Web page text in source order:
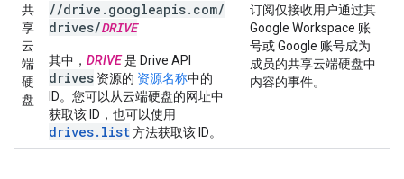
共
享
云
端
硬
盘
//drive . googleapis. com/
drives/DRIVE
其中， DRIVE是 Drive API
drives 资源的 资源名称中的
ID。您可以从云端硬盘的网址中
获取该 ID，也可以使用
drives.list方法获取该 ID。
订阅仅接收用户通过其
Google Workspace 账
号或 Google 账号成为
成员的共享云端硬盘中
内容的事件。